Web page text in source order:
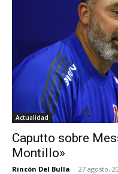
Actualidad
Caputto sobre
Montillo»
Rincón Del Bulla - 27 agosto,